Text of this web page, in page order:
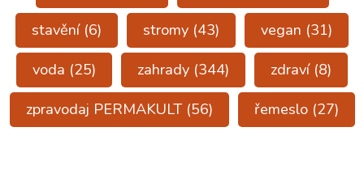
stavění(6) stromy (43) vegan (31)
voda (25) zahrady (344) zdraví(8)
zpravodaj PERMAKULT(56) řemeslo(27)